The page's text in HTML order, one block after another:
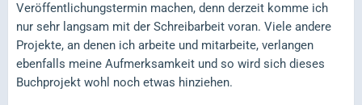
Veröffentlichungstermin machen, denn derzeit komme ich
nur sehr langsam mit der Schreibarbeit voran. Viele andere
Projekte, an denen ich arbeite und mitarbeite, verlangen
ebenfalls meine Aufmerksamkeit und so wird sich dieses
Buchprojekt wohl noch etwas hinziehen.